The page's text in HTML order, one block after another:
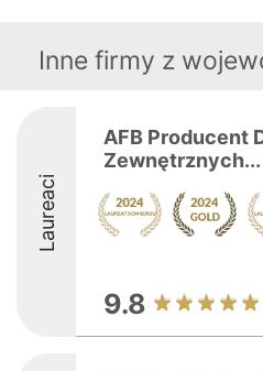
Inne firmy z
Laureaci
AFB Producent
Zewnętrznych...
9.8